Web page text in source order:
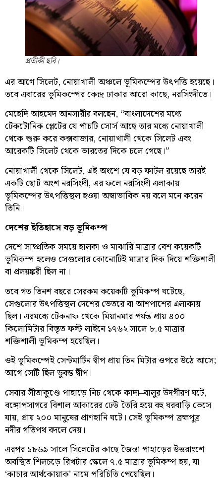
প্রতীকী ছবি।
এর আগে সিলেট, নোয়াখালী অঞ্চলে ভূমিকম্পের উৎপত্তি হয়েছে।
তবে এবারের ভূমিকম্পের কেন্দ্র ঢাকার আরো কাছে, নরসিংদীতে।
মেহেদি আহমেদ আনসারীর বলছেন, “বাংলাদেশের মধ্যে
টেকটোনিক প্লেটের যে পাঁচটি সোর্স আছে তার মধ্যে নোয়াখালী
থেকে শুরু করে কক্সবাজার, নোয়াখালী থেকে সিলেট এবং
আরেকটি সিলেট থেকে ভারতের দিকে চলে গেছে।”
নোয়াখালী থেকে সিলেট, এই অংশে যে বড় ফাটল রয়েছে তারই
একটি ছোট অংশ নরসিংদী, এর ফলে নরসিংদী এলাকায়
ভূমিকম্পের উৎপত্তিস্থল হওয়া অস্বাভাবিক নয় বলে মনে করেন
তিনি।
দেশের ইতিহাসে বড় ভূমিকম্প
দেশে সাম্প্রতিক সময়ে হালকা ও মাঝারি মাত্রার বেশ কয়েকটি
ভূমিকম্প হলেও সেগুলোর কোনোটিই মাত্রার দিক দিয়ে শক্তিশালী
বা প্রলয়ঙ্করী ছিল না।
তবে গত তিনশ বছরে সেরকম কয়েকটি ভূমিকম্প ঘটেছে,
সেগুলোর উৎপত্তিস্থল দেশের ভেতরে বা আশপাশের এলাকায়
ছিল। এরমধ্যে টেকনাফ থেকে মিয়ানমার পর্যন্ত প্রায় ৪০০
কিলোমিটার বিস্তৃত ফল্ট লাইনে ১৭৬২ সালে ৮.৫ মাত্রার
শক্তিশালী ভূমিকম্প হয়েছিল।
ওই ভূমিকম্পেই সেন্টমার্টিন দ্বীপ প্রায় তিন মিটার ওপরে উঠে আসে;
আগে সেটি ছিল ডুবন্ত দ্বীপ।
সেবার সীতাকুণ্ডে পাহাড়ে নিচ থেকে কাদা–বালুর উদগীরণ ঘটে,
বঙ্গোপসাগরে বিশাল আকারের ঢেউ তৈরি হয়ে বহু ঘরবাড়ি ভেসে
যায়, প্রায় ২০০ মানুষের প্রাণহানি ঘটে। সেই ভূমিকম্প ব্রহ্মপুত্র
নদীর গতিপথ বদলে দেয়।
এরপর ১৮৬৯ সালে সিলেটের কাছে জৈন্তা পাহাড়ের উত্তরাংশে
অবস্থিত শিলচড়ে রিখটার স্কেলে ৭.৫ মাত্রার ভূমিকম্প হয়, যা
‘কাচার আর্থকোয়াক’ নামে পরিচিতি পেয়েছিল।